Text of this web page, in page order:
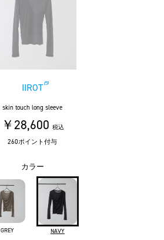
IIROT
skin touch long sleeve
￥28,600 税込
260ポイント付与
カラー
GREY NAVY